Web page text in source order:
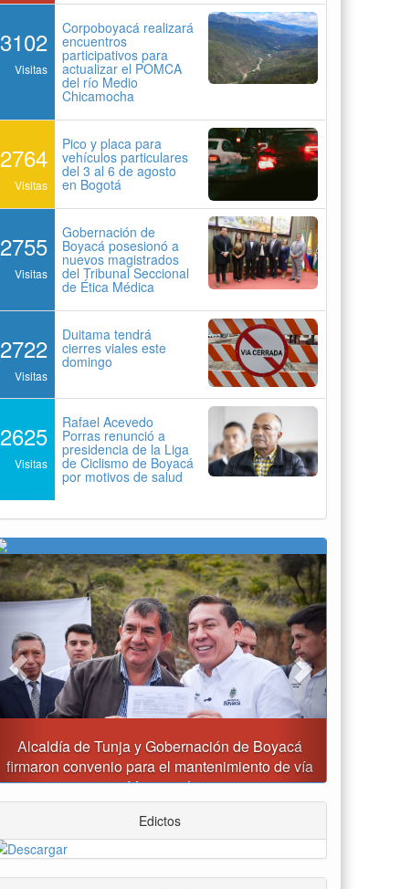
3102
Visitas
Corpoboyacá realizará
encuentros
participativos para
actualizar el POMCA
del río Medio
Chicamocha
2764
Visitas
Pico y placa para
vehículos particulares
del 3 al 6 de agosto
en Bogotá
2755
Visitas
Gobernación de
Boyacá posesionó a
nuevos magistrados
del Tribunal Seccional
de Ética Médica
2722
Visitas
Duitama tendrá
cierres viales este
domingo
2625
Visitas
Rafael Acevedo
Porras renunció a
presidencia de la Liga
de Ciclismo de Boyacá
por motivos de salud
Reporte del tiempo en Boyacá para el viernes
Previous Next
Edictos